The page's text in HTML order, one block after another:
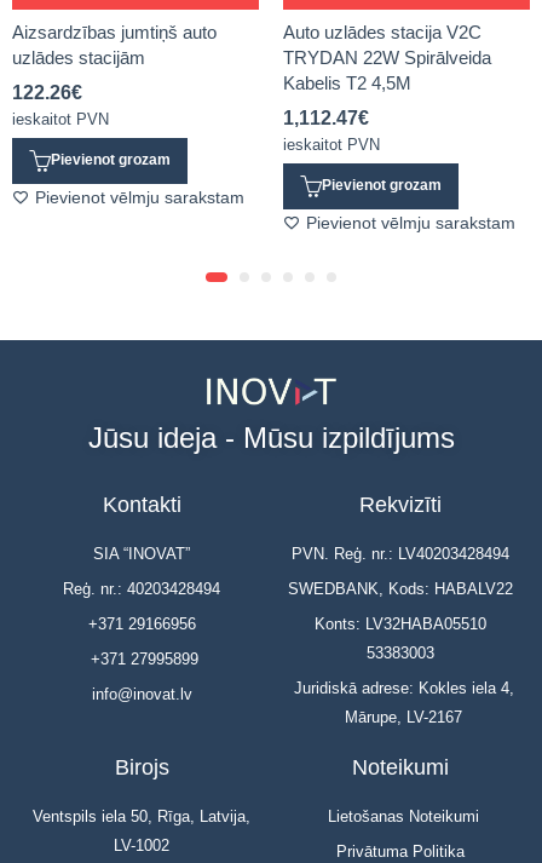
Aizsardzības jumtiņš auto
uzlādes stacijām
122.26€
ieskaitot PVN
Pievienot grozam
Pievienot vēlmju sarakstam
Auto uzlādes stacija V2C
TRYDAN 22W Spirālveida
Kabelis T2 4,5M
1,112.47€
ieskaitot PVN
Pievienot grozam
Pievienot vēlmju sarakstam
Jūsu ideja - Mūsu izpildījums
Kontakti
SIA “INOVAT”
Reģ. nr.: 40203428494
+371 29166956
+371 27995899
info@inovat.lv
Rekvizīti
PVN. Reģ. nr.: LV40203428494
SWEDBANK, Kods: HABALV22
Konts: LV32HABA05510
53383003
Juridiskā adrese: Kokles iela 4,
Mārupe, LV-2167
Birojs
Ventspils iela 50, Rīga, Latvija,
LV-1002
Noteikumi
Lietošanas Noteikumi
Privātuma Politika